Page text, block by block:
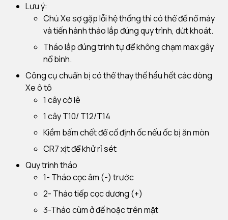
Lưu ý:
Chủ Xe sợ gặp lỗi hệ thống thì có thể đề nổ máy
và tiến hành tháo lắp đúng quy trình, dứt khoát.
Tháo lắp đúng trình tự để không chạm max gây
nổ bình.
Công cụ chuẩn bị có thể thay thế hầu hết các dòng
Xe ô tô
1 cây cờ lê
1 cây T10/ T12/T14
Kiềm bấm chết để cố định ốc nếu ốc bị ăn mòn
CR7 xịt để khử rỉ sét
Quy trình tháo
1- Tháo cọc âm (-) trước
2- Tháo tiếp cọc dương (+)
3-Tháo cùm ở đế hoặc trên mặt